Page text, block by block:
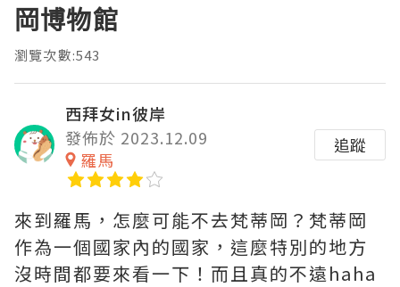
岡博物館
瀏覽次數:543
西拜女in彼岸
發佈於 2023.12.09
羅馬
追蹤
來到羅馬，怎麼可能不去梵蒂岡？梵蒂岡
作為一個國家內的國家，這麼特別的地方
沒時間都要來看一下！而且真的不遠haha